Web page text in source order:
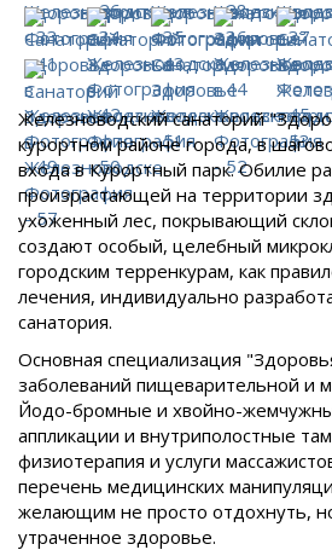
Железноводский санаторий
курортном районе города, в
входа в Курортный парк. Обилие
произрастающей на территории
ухоженный лес, покрывающий
создают особый, целебный
городским терренкурам, как
лечения, индивидуально
санатория.
Основная специализация
заболеваний пищеварительной и
Йодо-бромные и хвойно-
аппликации и внутриполостные
физиотерапия и услуги
перечень медицинских
желающим не просто отдохнуть,
утраченное здоровье.